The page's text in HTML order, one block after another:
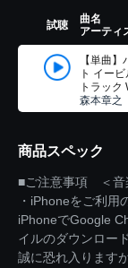
試聴
曲名
アーティ
【単曲
ト イー
トラック
森本章之
商品スペック
■ご注意事項 ＜音
・iPhoneをご利用
iPhoneでGoogle
イルのダウンロー
誠に恐れ入ります